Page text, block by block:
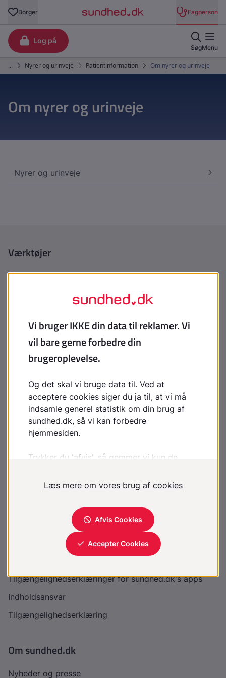
Om nyrer og urinveje
Nyrer og urinveje